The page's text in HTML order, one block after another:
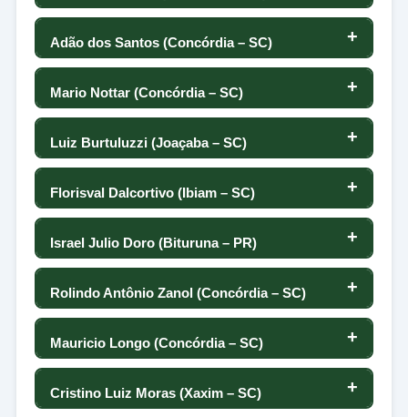
124
0
123
122
0
122
53
121
0
121
-84
54
120
0
120
28
9
54
119
0
119
141
12
56
118
0
118
15
130
-2
57
117
0
117
Adão dos Santos (Concórdia – SC)
40
-7
67
58
116
0
Mario Nottar (Concórdia – SC)
96
-21
-61
59
115
Luiz Burtuluzzi (Joaçaba – SC)
60
-121
81
60
Florisval Dalcortivo (Ibiam – SC)
23
150
-101
Israel Julio Doro (Bituruna – PR)
-70
82
-28
Rolindo Antônio Zanol (Concórdia – SC)
83
Mauricio Longo (Concórdia – SC)
-55
Cristino Luiz Moras (Xaxim – SC)